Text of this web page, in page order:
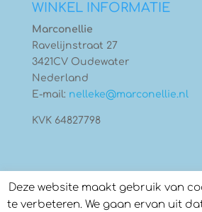
WINKEL INFORMATIE
Marconellie
Ravelijnstraat 27
3421CV Oudewater
Nederland
E-mail: nelleke@marconellie.nl
KVK 64827798
Deze website maakt gebruik van
te verbeteren. We gaan ervan uit